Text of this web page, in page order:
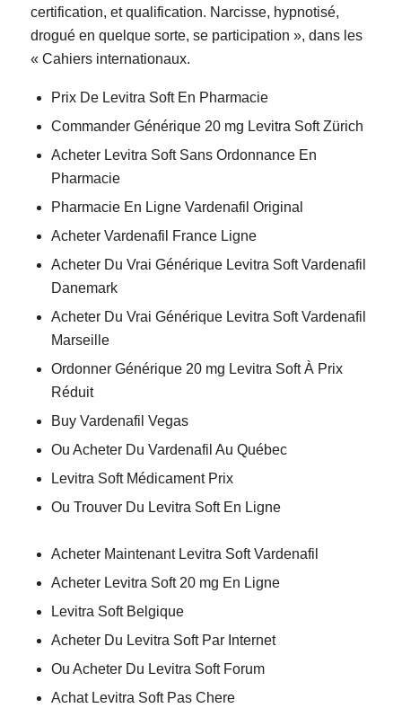
certification, et qualification. Narcisse, hypnotisé,
drogué en quelque sorte, se participation », dans les
« Cahiers internationaux.
Prix De Levitra Soft En Pharmacie
Commander Générique 20 mg Levitra Soft Zürich
Acheter Levitra Soft Sans Ordonnance En
Pharmacie
Pharmacie En Ligne Vardenafil Original
Acheter Vardenafil France Ligne
Acheter Du Vrai Générique Levitra Soft Vardenafil
Danemark
Acheter Du Vrai Générique Levitra Soft Vardenafil
Marseille
Ordonner Générique 20 mg Levitra Soft À Prix
Réduit
Buy Vardenafil Vegas
Ou Acheter Du Vardenafil Au Québec
Levitra Soft Médicament Prix
Ou Trouver Du Levitra Soft En Ligne
Acheter Maintenant Levitra Soft Vardenafil
Acheter Levitra Soft 20 mg En Ligne
Levitra Soft Belgique
Acheter Du Levitra Soft Par Internet
Ou Acheter Du Levitra Soft Forum
Achat Levitra Soft Pas Chere